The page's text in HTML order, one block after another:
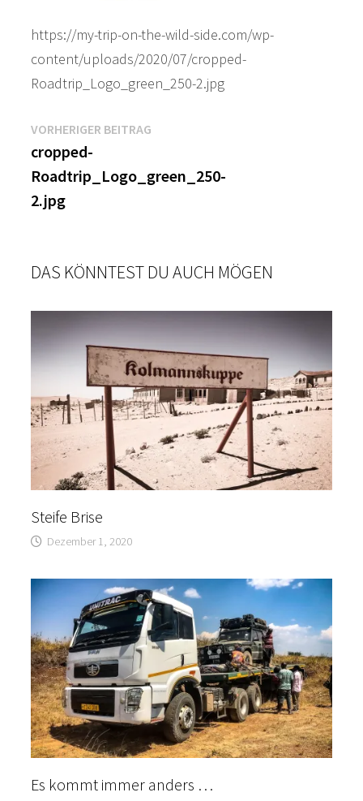
https://my-trip-on-the-wild-side.com/wp-
content/uploads/2020/07/cropped-
Roadtrip_Logo_green_250-2.jpg
Beitragsnavigation
VORHERIGER BEITRAG
cropped-
Roadtrip_Logo_green_250-
2.jpg
DAS KÖNNTEST DU AUCH MÖGEN
Steife Brise
Dezember 1, 2020
Es kommt immer anders …